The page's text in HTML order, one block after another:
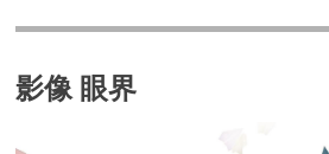
影像 眼界